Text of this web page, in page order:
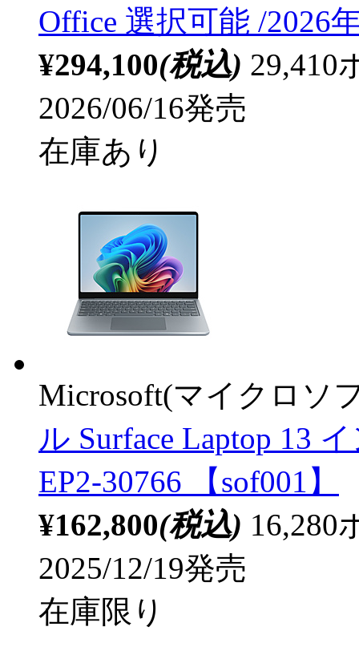
Office 選択可能 /2026
¥294,100(税込) 29,410
2026/06/16発売
在庫あり
Microsoft(マイクロソ
ル Surface Laptop 13
EP2-30766 【sof001】
¥162,800(税込) 16,280
2025/12/19発売
在庫限り